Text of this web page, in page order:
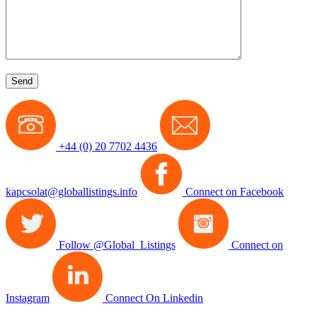
+44 (0) 20 7702 4436
kapcsolat@globallistings.info Connect on Facebook
Follow @Global_Listings Connect on
Instagram Connect On Linkedin